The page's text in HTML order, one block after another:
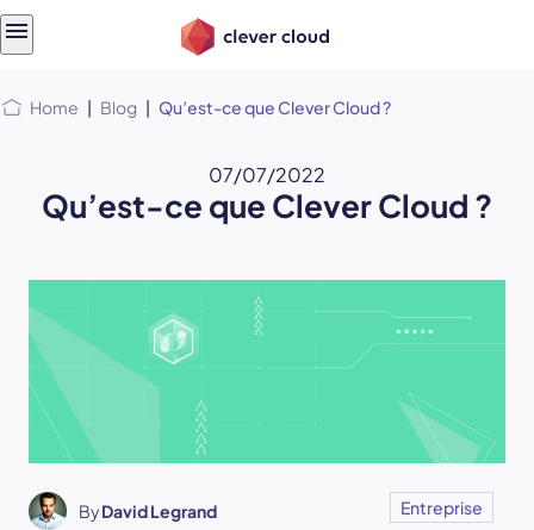
Home | Blog | Qu’est-ce que Clever Cloud ?
07/07/2022
Qu’est-ce que Clever Cloud ?
ByDavid Legrand Entreprise